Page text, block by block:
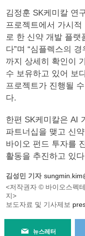
김정훈 SK케미칼 연
프로젝트에서 가시
로 한 신약 개발 플랫
다”며 “심플렉스의
까지 상세히 확인이
수 보유하고 있어 보
프로젝트가 진행될
다.
한편 SK케미칼은 AI
파트너십을 맺고 신
바이오 펀드 투자를
활동을 추진하고 있
김성민 기자
<저작권자 © 바이오스펙
지>
보도자료 및 기사제보
뉴스레터